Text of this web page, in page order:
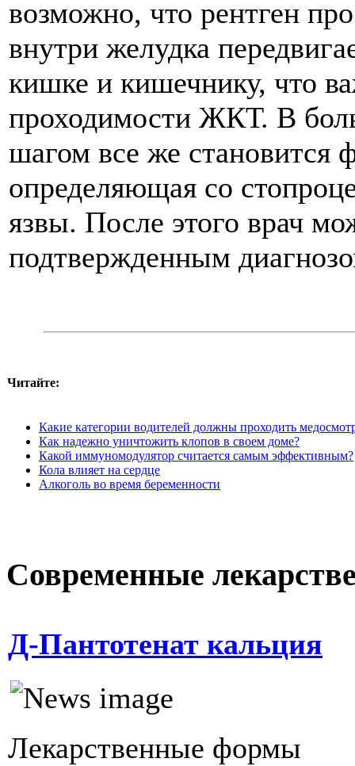
возможно, что рентген
внутри желудка
кишке и кишечнику, что
проходимости ЖКТ. В
шагом все же становится
определяющая со
язвы. После этого врач
подтвержденным
Читайте:
Какие категории водителей должны проходить
Как надежно уничтожить клопов в своем доме?
Какой иммуномодулятор считается самым эффективным?
Кола влияет на сердце
Алкоголь во время беременности
Современные
Д-Пантотенат кальция
Лекарственные формы